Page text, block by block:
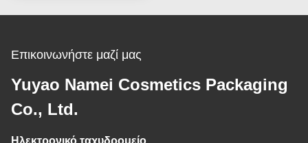
Επικοινωνήστε μαζί μας
Yuyao Namei Cosmetics Packaging
Co., Ltd.